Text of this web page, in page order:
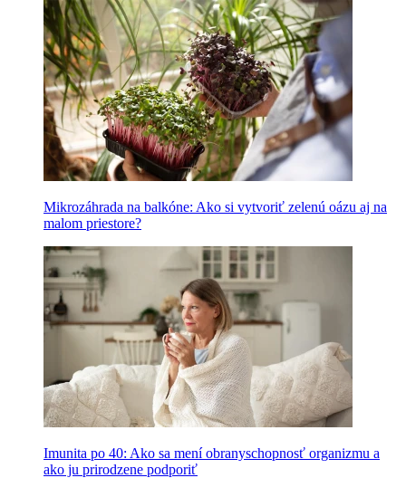
Mikrozáhrada na balkóne: Ako si vytvoriť zelenú oázu aj na
malom priestore?
Imunita po 40: Ako sa mení obranyschopnosť organizmu a
ako ju prirodzene podporiť